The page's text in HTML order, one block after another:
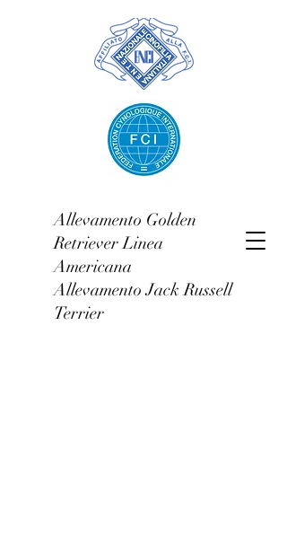
Allevamento Golden
Retriever Linea
Americana
Allevamento Jack Russell
Terrier